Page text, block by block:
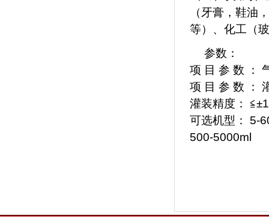
（牙膏，鞋油
等）、化工（
参数：
项 目 参 数 ：
项 目 参 数 ：
灌装精度：
可选机型： 5-
500-5000ml